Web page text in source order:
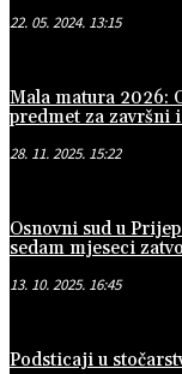
22. 05. 2024. 13:15
Mala matura 2026:
predmet za završni
28. 11. 2025. 15:22
Osnovni sud u
sedam mjeseci
13. 10. 2025. 16:45
Podsticaji u